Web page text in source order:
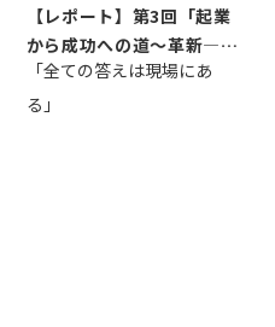
【レポート】第3回「起業
から成功への道～革新―挑
戦の先にある...
「全ての答えは現場にあ
る」